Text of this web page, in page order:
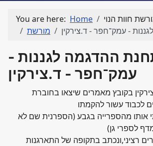
You are here: Home
חוות הנוי
מורשת
- עמק־חפר - ד.צירקין
ההדגמה לגננות -
עמק־חפר - ד.צירקין
בקובץ מאמרים שיצאו בחוברת
אותו מהספרייה בגבע (הספרנית שם לא
רציני,ונכתב בתקופה של התארגנות